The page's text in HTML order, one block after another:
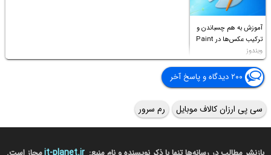
آموزش به هم چسباندن و
ترکیب عکس‌ها در Paint
ویندوز
۲۰۰ دیدگاه و پاسخ آخر
سی پی ارزان کالاف موبایل رم سرور